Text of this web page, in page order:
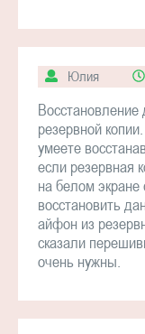
Юлия
резервной
умеете
если резервная
на белом
восстановить
айфон из
сказали
очень нужны.